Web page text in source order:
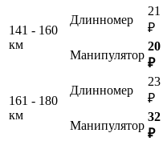
141 - 160
км
Длинномер
₽
Манипулятор
20
₽
161 - 180
км
Длинномер
₽
Манипулятор
32
₽